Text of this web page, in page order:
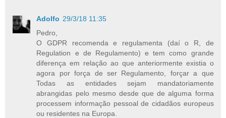
Adolfo 29/3/18 11:35
Pedro,
O GDPR recomenda e regulamenta (daí o R, de
Regulation e de Regulamento) e tem como grande
diferença em relação ao que anteriormente existia o
agora por força de ser Regulamento, forçar a que
Todas as entidades sejam mandatoriamente
abrangidas pelo mesmo desde que de alguma forma
processem informação pessoal de cidadãos europeus
ou residentes na Europa.